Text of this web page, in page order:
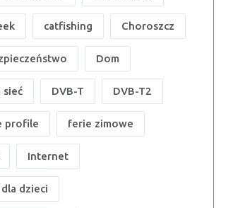
catfishing Choroszcz
Dom
sieć DVB-T DVB-T2
profile ferie zimowe
Internet
dzieci